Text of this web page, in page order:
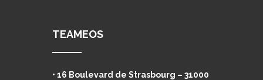
TEAMEOS
• 16 Boulevard de Strasbourg – 31000